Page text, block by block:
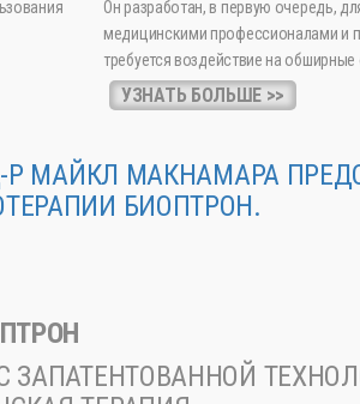
Он разработан, в первую очередь,
медицинскими профессионалами и
требуется воздействие на обширные
УЗНАТЬ БОЛЬШЕ >>
Р МАЙКЛ МАКНАМАРА
БИОПТРОН.